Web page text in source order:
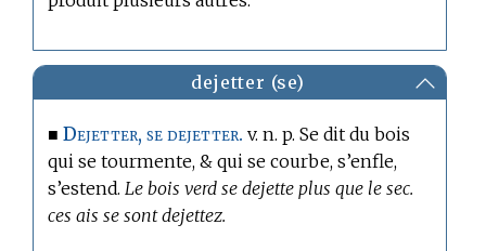
dejetter (se)
■Dejetter, se dejetter. v. n. p. Se dit du bois
qui se tourmente, & qui se courbe, s’enfle,
s’estend.Le bois verd se dejette plus que le sec.
ces ais se sont dejettez.